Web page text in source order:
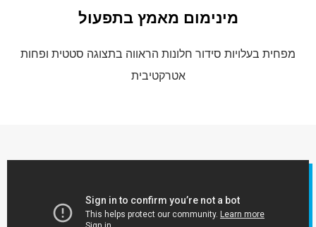
מינימום מאמץ בתפעול
מפחית בעלויות סידור חלונות הראווה בתצוגה סטטית ופחות
אטרקטיבית